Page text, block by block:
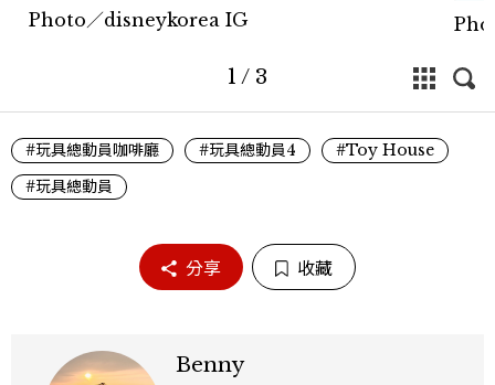
Photo／disneykorea IG
1 / 3
#玩具總動員咖啡廳 #玩具總動員4
#Toy House
#玩具總動員
分享 收藏
Benny